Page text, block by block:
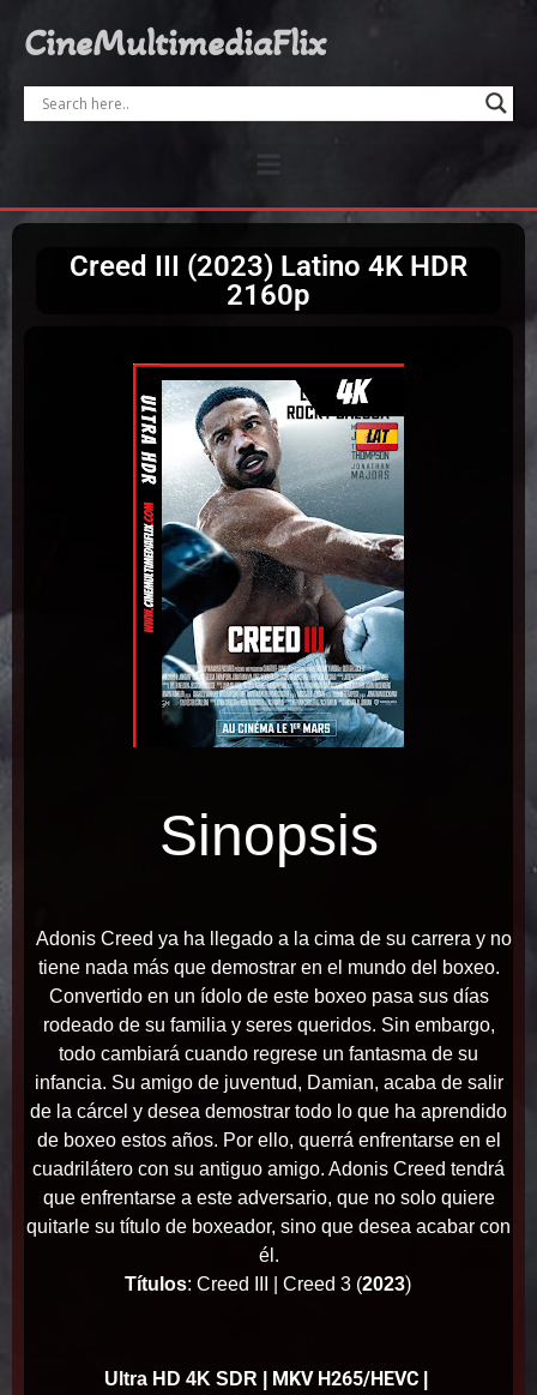
CineMultimediaFlix
Creed III (2023) Latino 4K HDR
2160p
Sinopsis
Adonis Creed ya ha llegado a la cima de su carrera y no
tiene nada más que demostrar en el mundo del boxeo.
Convertido en un ídolo de este boxeo pasa sus días
rodeado de su familia y seres queridos. Sin embargo,
todo cambiará cuando regrese un fantasma de su
infancia. Su amigo de juventud, Damian, acaba de salir
de la cárcel y desea demostrar todo lo que ha aprendido
de boxeo estos años. Por ello, querrá enfrentarse en el
cuadrilátero con su antiguo amigo. Adonis Creed tendrá
que enfrentarse a este adversario, que no solo quiere
quitarle su título de boxeador, sino que desea acabar con
él.
Títulos: Creed III | Creed 3 (2023)
Ultra HD 4K SDR MKV H265/HEVC